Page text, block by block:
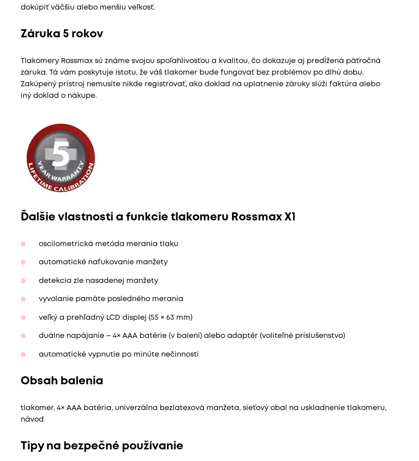
dokúpiť väčšiu alebo menšiu veľkosť.
Záruka 5 rokov
Tlakomery Rossmax sú známe svojou spoľahlivosťou a kvalitou, čo dokazuje aj predĺžená päťročná
záruka. Tá vám poskytuje istotu, že váš tlakomer bude fungovať bez problémov po dlhú dobu.
Zakúpený prístroj nemusíte nikde registrovať, ako doklad na uplatnenie záruky slúži faktúra alebo
iný doklad o nákupe.
Ďalšie vlastnosti a funkcie tlakomeru Rossmax X1
oscilometrická metóda merania tlaku
automatické nafukovanie manžety
detekcia zle nasadenej manžety
vyvolanie pamäte posledného merania
veľký a prehľadný LCD displej (55 × 63 mm)
duálne napájanie – 4× AAA batérie (v balení) alebo adaptér (voliteľné príslušenstvo)
automatické vypnutie po minúte nečinnosti
Obsah balenia
tlakomer, 4× AAA batéria, univerzálna bezlatexová manžeta, sieťový obal na uskladnenie tlakomeru,
návod
Tipy na bezpečné používanie